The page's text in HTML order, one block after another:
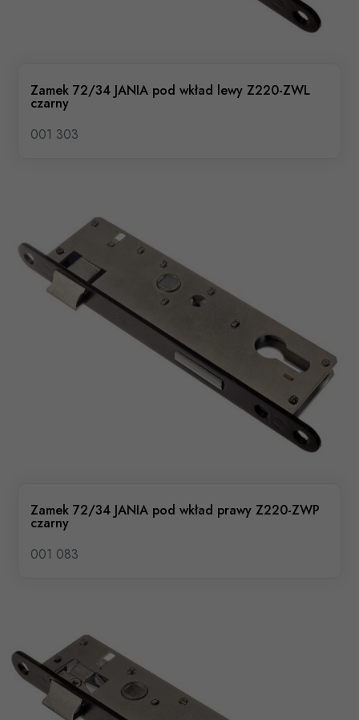
Zamek 72/34 JANIA pod wkład lewy Z220-ZWL
czarny
001 303
Zamek 72/34 JANIA pod wkład prawy Z220-ZWP
czarny
001 083